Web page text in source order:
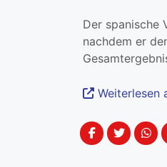
Der spanische
nachdem er
Weiterlesen